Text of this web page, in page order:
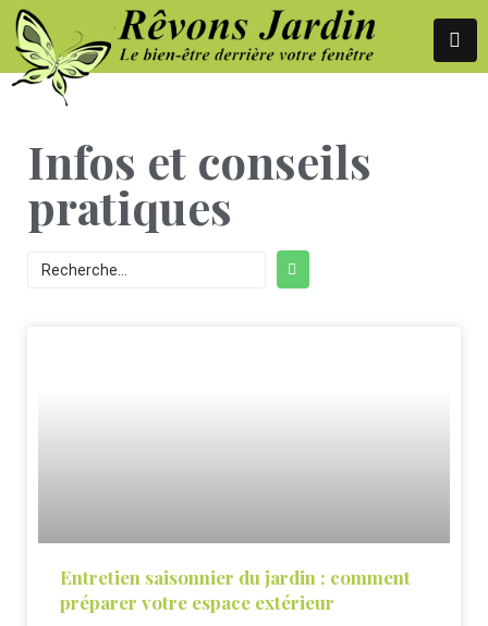
Infos et conseils
pratiques
Entretien saisonnier du jardin : comment
préparer votre espace extérieur